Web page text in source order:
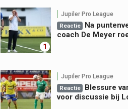
1
Jupiler Pro League
Reactie
Na
coach De Meyer
Jupiler Pro League
Reactie
Blessure
voor discussie bij